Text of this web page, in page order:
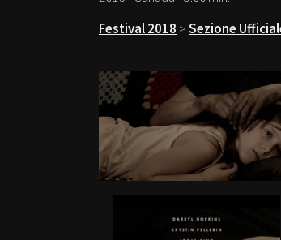
Festival 2018 >Sezione